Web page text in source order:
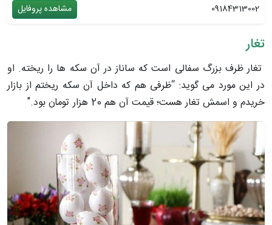
09184313002
مشاهده پروفایل
تغار
تغار ظرف بزرگ سفالی است که ساناز در آن سکه ها را ریخته. او
در این مورد می گوید: “ظرفی هم که داخل آن سکه ریختم از بازار
خریدم و اسمش تغار هست؛ قیمت آن هم 20 هزار تومان بود
."